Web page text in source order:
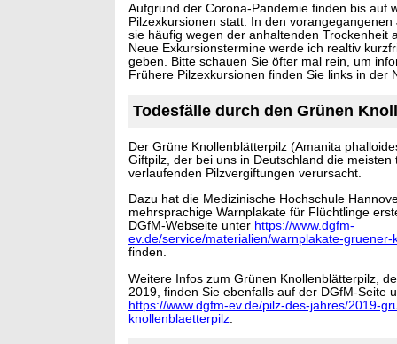
Aufgrund der Corona-Pandemie finden bis auf
Pilzexkursionen statt. In den
sie häufig wegen der anhaltenden Trockenheit
Neue Exkursionstermine werde ich realtiv
geben. Bitte schauen Sie öfter mal rein, um
Frühere Pilzexkursionen finden Sie links in der
Todesfälle durch den Grünen
Der Grüne Knollenblätterpilz (Amanita
Giftpilz, der bei uns in Deutschland die meisten
verlaufenden Pilzvergiftungen verursacht.
Dazu hat die Medizinische Hochschule
mehrsprachige Warnplakate für Flüchtlinge
DGfM-Webseite unter https://www.dgfm-
ev.de/service/materialien/warnplakate-gruener-
finden.
Weitere Infos zum Grünen Knollenblätterpilz,
2019, finden Sie ebenfalls auf der DGfM-Seite
https://www.dgfm-ev.de/pilz-des-jahres/2019-
knollenblaetterpilz